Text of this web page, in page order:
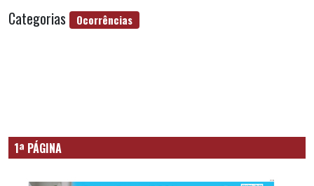
Categorias Ocorrências
1ª PÁGINA